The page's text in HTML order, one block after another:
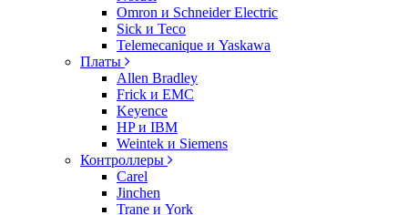
Omron и Schneider Electric
Sick и Teco
Telemecanique и Yaskawa
Платы
Allen Bradley
Frick и EMC
Keyence
HP и IBM
Weintek и Siemens
Контроллеры
Carel
Jinchen
Trane и York